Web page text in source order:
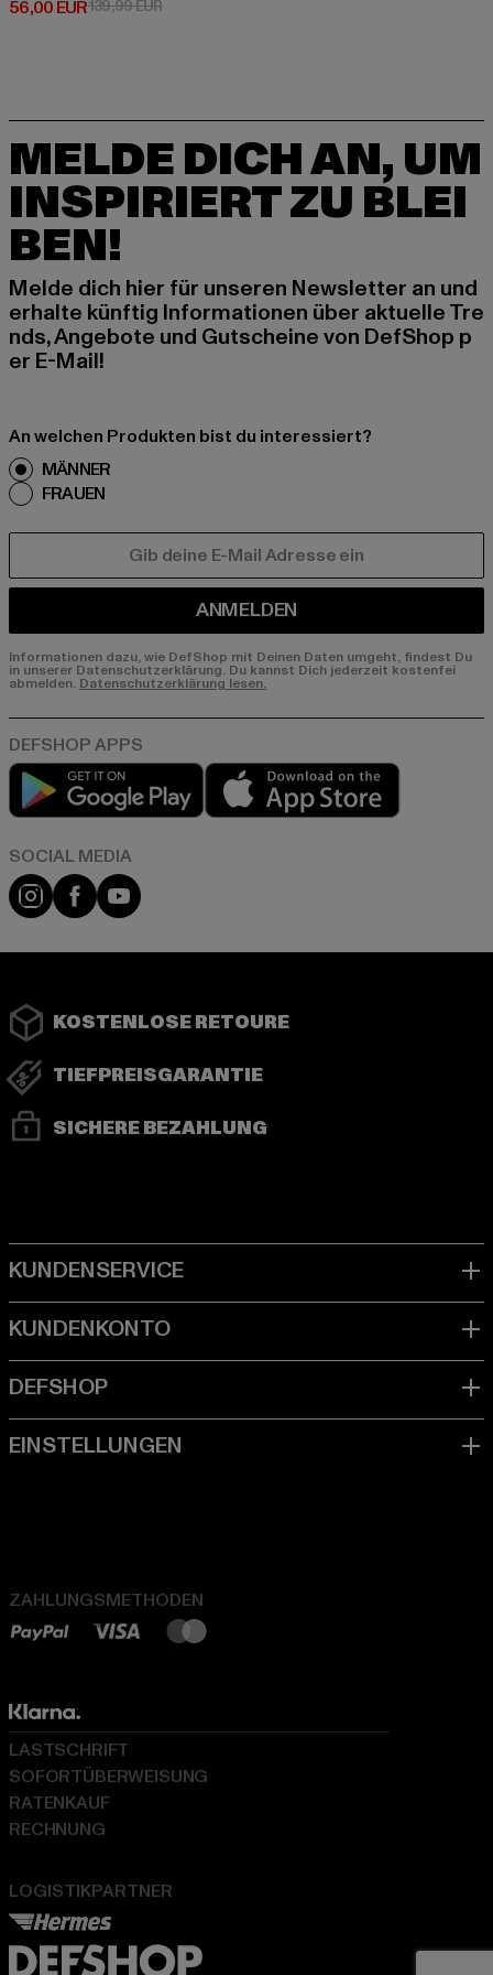
56,00 EUR
Derzeitiger Preis: 56,00 EUR
139,99 EURAktionspreis: 139,99 EUR
MELDE DICH AN, UM
INSPIRIERT ZU BLEI
BEN!
Melde dich hier für unseren Newsletter an und
erhalte künftig Informationen über aktuelle Tre
nds, Angebote und Gutscheine von DefShop p
er E-Mail!
An welchen Produkten bist du interessiert?
MÄNNER
FRAUEN
ANMELDEN
Informationen dazu, wie DefShop mit Deinen Daten umgeht, findest Du
in unserer Datenschutzerklärung. Du kannst Dich jederzeit kostenfei
abmelden. Datenschutzerklärung lesen.
Play market
Instagram
FacebookYouTube
KOSTENLOSE RETOURE
TIEFPREISGARANTIE
SICHERE BEZAHLUNG
ZAHLUNGSMETHODEN
LOGISTIKPARTNER
LASTSCHRIFT
SOFORTÜBERWEISUNG
RATENKAUF
RECHNUNG